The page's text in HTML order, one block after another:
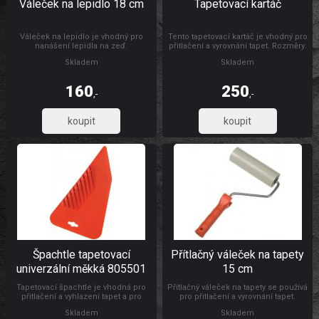
Váleček na lepidlo 18 cm
Váleček na lepidlo je vhodný pro
nanášení lepidla na zeď.
Skladem
160,-
132,23
Tapetovací kartáč
Tento tapetovací kartáč je vhodný pro
přitlačení a vyrovnání tapet. Rozměry:
Skladem
250,-
206,61
Špachtle tapetovací
univerzální měkká 805501
Tapetovací špachtle je vhodná pro
přitlačení a vyhlazení tapet a pro
samolepicích folií, s drážkou pro
Skladem
Přítlačný váleček na tapety
15 cm
Přítlačný váleček na tapety se používá
pro přitlačení a vyrovnání tapet.
váleček je vyroben z PUR pěny,
Skladem